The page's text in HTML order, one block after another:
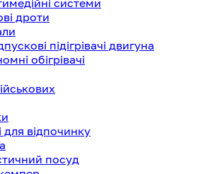
дроти
підігрівачі двигуна
обігрівачі
для відпочинку
посуд